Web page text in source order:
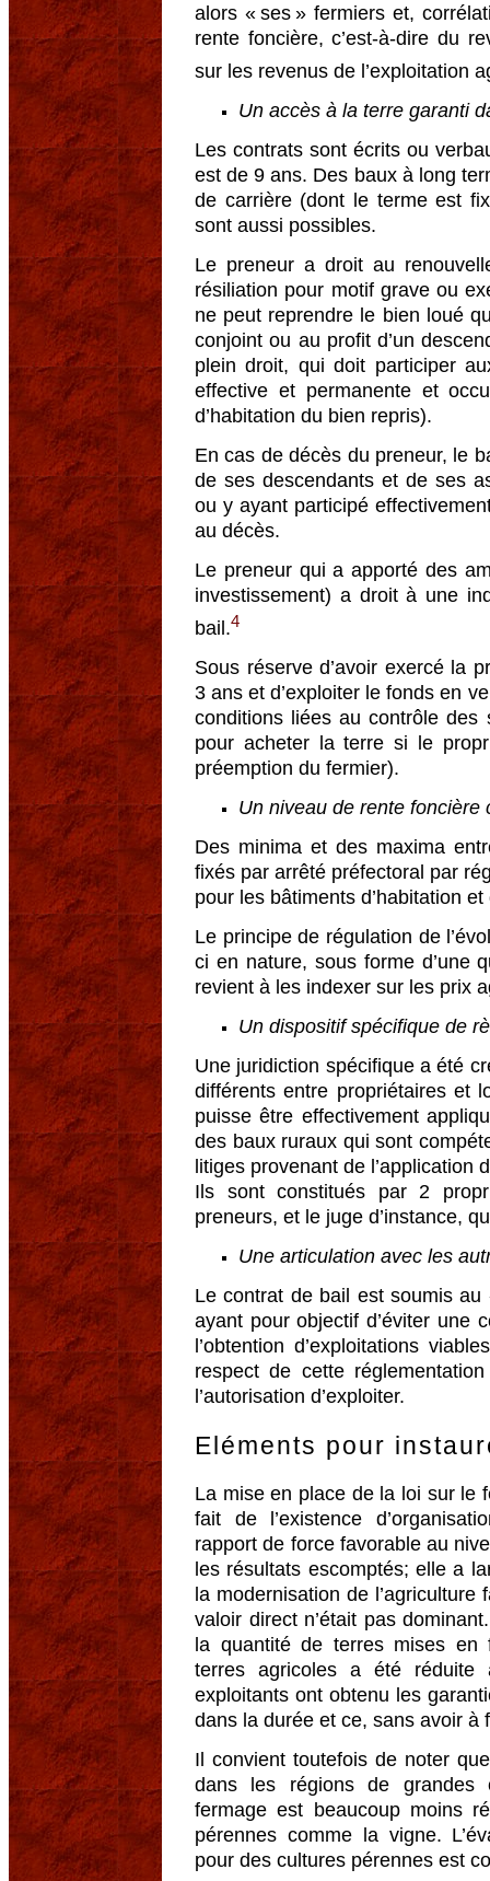
alors « ses » fermiers et,
rente foncière, c’est-à-dire du
sur les revenus de l’exploitation
Un accès à la terre garanti
Les contrats sont écrits ou
est de 9 ans. Des baux à long
de carrière (dont le terme est
sont aussi possibles.
Le preneur a droit au
résiliation pour motif grave ou
ne peut reprendre le bien loué
conjoint ou au profit d’un
plein droit, qui doit participer
effective et permanente et
d’habitation du bien repris).
En cas de décès du preneur, le
de ses descendants et de ses
ou y ayant participé
au décès.
Le preneur qui a apporté des
investissement) a droit à une
bail.4
Sous réserve d’avoir exercé la
3 ans et d’exploiter le fonds en
conditions liées au contrôle des
pour acheter la terre si le
préemption du fermier).
Un niveau de rente foncière
Des minima et des maxima
fixés par arrêté préfectoral par
pour les bâtiments d’habitation et
Le principe de régulation de
ci en nature, sous forme d’une
revient à les indexer sur les prix
Un dispositif spécifique de
Une juridiction spécifique a été
différents entre propriétaires et
puisse être effectivement
des baux ruraux qui sont
litiges provenant de l’application
Ils sont constitués par 2
preneurs, et le juge d’instance,
Une articulation avec les
Le contrat de bail est soumis au
ayant pour objectif d’éviter une
l’obtention d’exploitations
respect de cette
l’autorisation d’exploiter.
Eléments pour
La mise en place de la loi sur le
fait de l’existence
rapport de force favorable au
les résultats escomptés; elle a
la modernisation de
valoir direct n’était pas
la quantité de terres mises en
terres agricoles a été
exploitants ont obtenu les
dans la durée et ce, sans avoir à
Il convient toutefois de noter
dans les régions de grandes
fermage est beaucoup moins
pérennes comme la vigne.
pour des cultures pérennes est